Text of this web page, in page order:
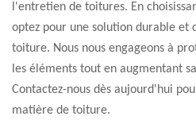
l'entretien de toitures. En
optez pour une solution durable et
toiture. Nous nous engageons à
les éléments tout en augmentant
Contactez-nous dès aujourd'hui
matière de toiture.